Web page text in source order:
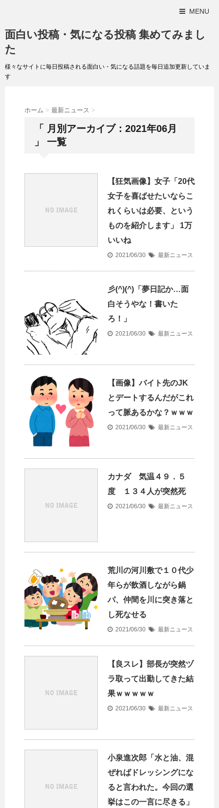
MENU
面白い投稿・気になる投稿 集めてみまし
た
様々なサイトに毎日投稿される面白い・気になる話題を毎日追加更新していま
す
ホーム > 最新ニュース >
「 月別アーカイブ：2021年06月
」 一覧
【狂気画像】女子「20代
女子を喜ばせたいならこ
れくらいは必要、という
ものを紹介します」 1万
いいね
2021/06/30 最新ニュース
彡(^)(^)「夢日記か…面
白そうやな！書いた
ろ！」
2021/06/30 最新ニュース
【画像】バイト先のJK
とデートするんだがこれ
って脈あるかな？ｗｗｗ
2021/06/30 最新ニュース
カナダ 気温４９．５
度 １３４人が突然死
2021/06/30 最新ニュース
荒川の河川敷で１０代少
年らが飲酒しながら鍋
パ、仲間を川に突き落と
し死なせる
2021/06/30 最新ニュース
【良スレ】部長が突然ヅ
ラ取って出勤してきた結
果ｗｗｗｗｗ
2021/06/30 最新ニュース
小泉進次郎「水と油、混
ぜればドレッシングにな
ると言われた。今回の選
挙はこの一言に尽きる」